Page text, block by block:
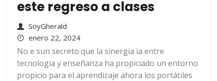
este regreso a clases
SoyGherald
enero 22, 2024
No e sun secreto que la sinergia ia entre
tecnología y enseñanza ha propiciado un entorno
propicio para el aprendizaje ahora los portátiles